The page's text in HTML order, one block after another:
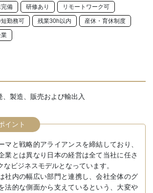
備 研修あり リモートワーク可
勤務可 残業30h以内 産休・育休制度
、製造、販売および輸出入
イント
マと戦略的アライアンスを締結しており、
業とは異なり日本の経営は全て当社に任さ
なビジネスモデルとなっています。
社内の幅広い部門と連携し、会社全体のグ
法的な側面から支えているという、大変や